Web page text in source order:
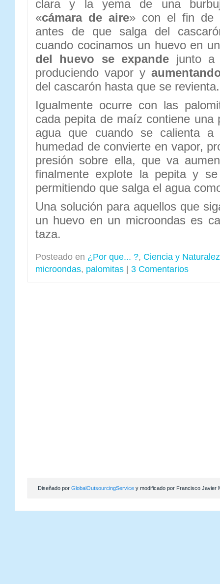
clara y la yema de una
«cámara de aire» con el fin de
antes de que salga del
cuando cocinamos un huevo en
del huevo se expande junto a
produciendo vapor y
del cascarón hasta que se revienta.
Igualmente ocurre con las
cada pepita de maíz contiene una
agua que cuando se calienta
humedad de convierte en vapor,
presión sobre ella, que va
finalmente explote la pepita y
permitiendo que salga el agua
Una solución para aquellos que
un huevo en un microondas es
taza.
Posteado en ¿Por que... ?, Ciencia y
microondas, palomitas 3 Comentarios
Diseñado por GlobalOutsourcingService y modificado por Francisco Javier